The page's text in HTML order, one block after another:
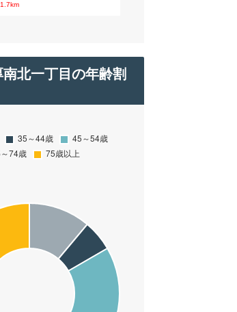
1.7km
北一丁目の年齢割